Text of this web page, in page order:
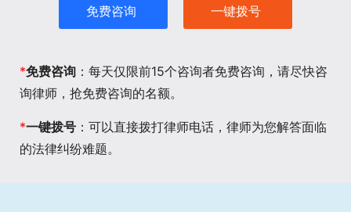
免费咨询 一键拨号
*免费咨询 ：每天仅限前15个咨询者免费咨询，请尽快咨
询律师，抢免费咨询的名额。
*一键拨号 ：可以直接拨打律师电话，律师为您解答面临
的法律纠纷难题。